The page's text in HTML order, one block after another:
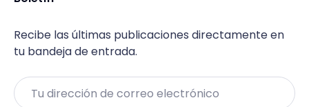
Recibe las últimas publicaciones directamente en
tu bandeja de entrada.
Email